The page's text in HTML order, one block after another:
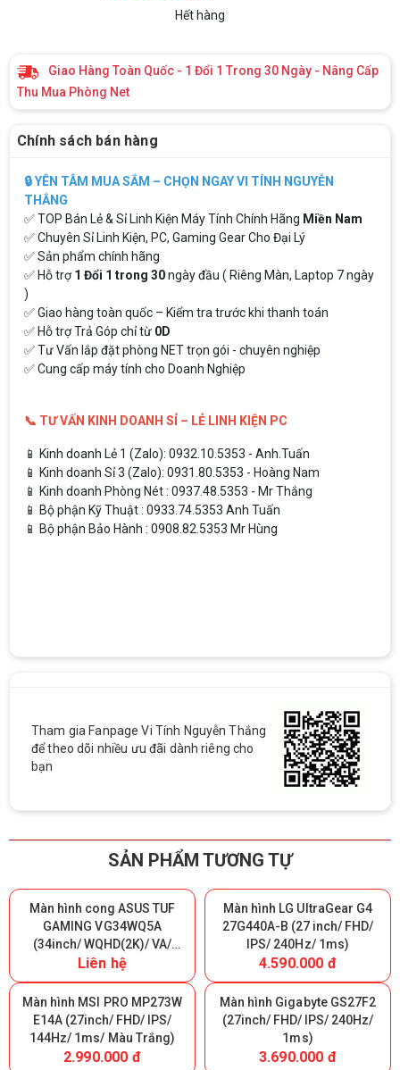
Hết hàng
Giao Hàng Toàn Quốc - 1 Đổi 1 Trong 30 Ngày - Nâng Cấp
Thu Mua Phòng Net
Chính sách bán hàng
🔒 YÊN TÂM MUA SẮM – CHỌN NGAY VI TÍNH NGUYỄN
THẮNG
✅ TOP Bán Lẻ & Sỉ Linh Kiện Máy Tính Chính Hãng Miền Nam
✅ Chuyên Sỉ Linh Kiện, PC, Gaming Gear Cho Đại Lý
✅ Sản phẩm chính hãng
✅ Hỗ trợ1 Đổi 1 trong 30ngày đầu ( Riêng Màn, Laptop 7 ngày
)
✅ Giao hàng toàn quốc – Kiểm tra trước khi thanh toán
✅ Hỗ trợ Trả Góp chỉ từ 0D
✅ Tư Vấn lắp đặt phòng NET trọn gói - chuyên nghiệp
✅ Cung cấp máy tính cho Doanh Nghiệp
📞 TƯ VẤN KINH DOANH SỈ – LẺ LINH KIỆN PC
📱 Kinh doanh Lẻ 1 (Zalo): 0932.10.5353 - Anh.Tuấn
📱 Kinh doanh Sỉ 3 (Zalo): 0931.80.5353 - Hoàng Nam
📱 Kinh doanh Phòng Nét : 0937.48.5353 - Mr Thắng
📱 Bộ phận Kỹ Thuật : 0933.74.5353 Anh Tuấn
📱 Bộ phận Bảo Hành : 0908.82.5353 Mr Hùng
Tham gia Fanpage Vi Tính Nguyễn Thắng
để theo dõi nhiều ưu đãi dành riêng cho
bạn
SẢN PHẨM TƯƠNG TỰ
Màn hình cong ASUS TUF
GAMING VG34WQ5A
(34inch/ WQHD(2K)/ VA/
200Hz/ 0.5ms/ 1500R)
Liên hệ
Màn hình LG UltraGear G4
27G440A-B (27 inch/ FHD/
IPS/ 240Hz/ 1ms)
4.590.000 đ
Màn hình MSI PRO MP273W
E14A (27inch/ FHD/ IPS/
144Hz/ 1ms/ Màu Trắng)
2.990.000 đ
Màn hình Gigabyte GS27F2
(27inch/ FHD/ IPS/ 240Hz/
1ms)
3.690.000 đ